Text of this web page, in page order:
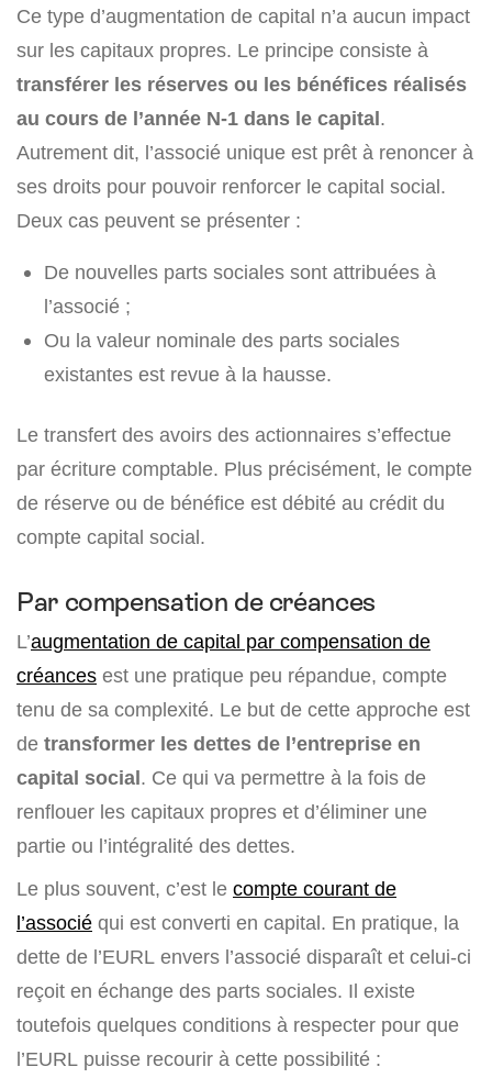
Ce type d’augmentation de capital n’a aucun impact
sur les capitaux propres. Le principe consiste à
transférer les réserves ou les bénéfices réalisés
au cours de l’année N-1 dans le capital.
Autrement dit, l’associé unique est prêt à renoncer à
ses droits pour pouvoir renforcer le capital social.
Deux cas peuvent se présenter :
De nouvelles parts sociales sont attribuées à
l’associé ;
Ou la valeur nominale des parts sociales
existantes est revue à la hausse.
Le transfert des avoirs des actionnaires s’effectue
par écriture comptable. Plus précisément, le compte
de réserve ou de bénéfice est débité au crédit du
compte capital social.
Par compensation de créances
L’augmentation de capital par compensation de
créances est une pratique peu répandue, compte
tenu de sa complexité. Le but de cette approche est
de transformer les dettes de l’entreprise en
capital social. Ce qui va permettre à la fois de
renflouer les capitaux propres et d’éliminer une
partie ou l’intégralité des dettes.
Le plus souvent, c’est le compte courant de
l’associé qui est converti en capital. En pratique, la
dette de l’EURL envers l’associé disparaît et celui-ci
reçoit en échange des parts sociales. Il existe
toutefois quelques conditions à respecter pour que
l’EURL puisse recourir à cette possibilité :